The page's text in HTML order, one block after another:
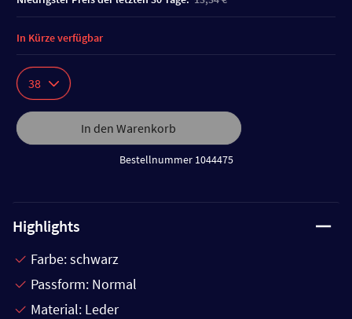
38
In den Warenkorb
Bestellnummer 1044475
In Kürze verfügbar
Highlights
Farbe: schwarz
Passform: Normal
Material: Leder